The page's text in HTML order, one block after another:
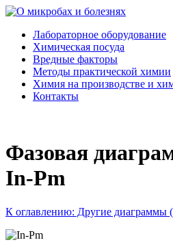
Лабораторное оборудование
Химическая посуда
Вредные факторы
Методы практической химии
Химия на производстве и
Контакты
Фазовая
In-Pm
К оглавлению: Другие диаграммы